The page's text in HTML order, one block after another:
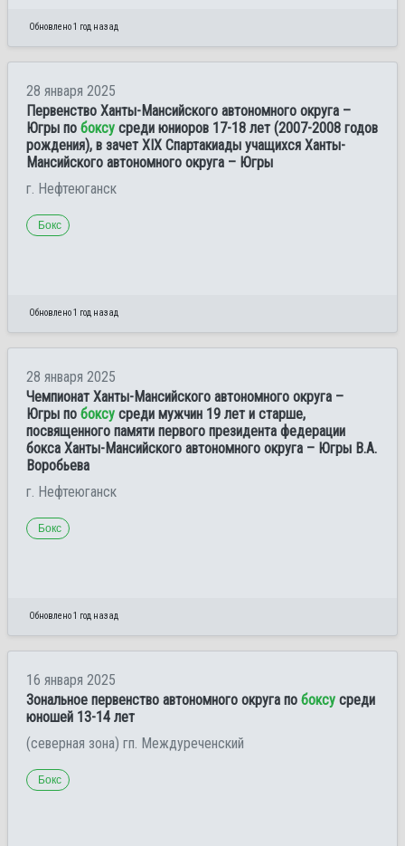
Обновлено 1 год назад
28 января 2025
Первенство Ханты-Мансийского автономного округа –
Югры по боксу среди юниоров 17-18 лет (2007-2008 годов
рождения), в зачет XIX Спартакиады учащихся Ханты-
Мансийского автономного округа – Югры
г. Нефтеюганск
Бокс
Обновлено 1 год назад
28 января 2025
Чемпионат Ханты-Мансийского автономного округа –
Югры по боксу среди мужчин 19 лет и старше,
посвященного памяти первого президента федерации
бокса Ханты-Мансийского автономного округа – Югры В.А.
Воробьева
г. Нефтеюганск
Бокс
Обновлено 1 год назад
16 января 2025
Зональное первенство автономного округа по боксу среди
юношей 13-14 лет
(северная зона) гп. Междуреченский
Бокс